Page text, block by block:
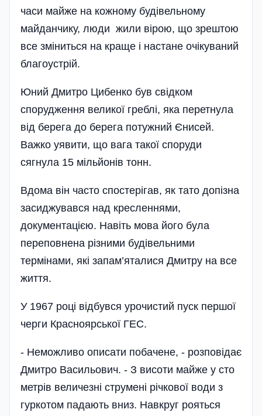
часи майже на кожному будівельному
майданчику, люди жили вірою, що зрештою
все зміниться на краще і настане очікуваний
благоустрій.
Юний Дмитро Цибенко був свідком
спорудження великої гре­блі, яка перетнула
від берега до берега потужний Єнисей.
Важко уявити, що вага такої споруди
сягнула 15 мільйонів тонн.
Вдома він часто спостерігав, як тато допізна
засиджувався над кресленнями,
документацією. На­віть мова його була
переповнена різними будівельними
термінами, які запам’яталися Дмитру на все
життя.
У 1967 році відбувся урочистий пуск першої
черги Красноярської ГЕС.
- Неможливо описати побачене, - розповідає
Дмитро Васильович. - З висоти майже у сто
метрів величезні струмені річкової води з
гуркотом падають вниз. Навкруг рояться